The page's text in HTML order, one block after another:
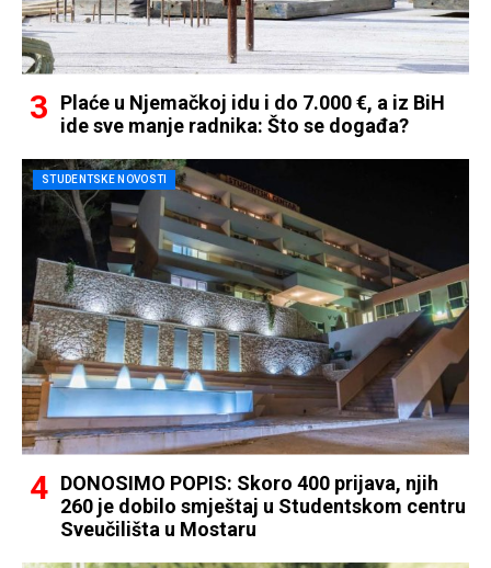
Plaće u Njemačkoj idu i do 7.000 €, a iz BiH
ide sve manje radnika: Što se događa?
STUDENTSKE NOVOSTI
DONOSIMO POPIS: Skoro 400 prijava, njih
260 je dobilo smještaj u Studentskom centru
Sveučilišta u Mostaru